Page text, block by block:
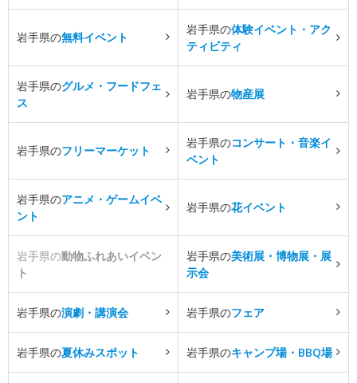
岩手県の無料イベント
岩手県の体験イベント・アク
ティビティ
岩手県のグルメ・フードフェ
ス
岩手県の物産展
岩手県のフリーマーケット
岩手県のコンサート・音楽イ
ベント
岩手県のアニメ・ゲームイベ
ント
岩手県の花イベント
岩手県の動物ふれあいイベン
ト
岩手県の美術展・博物展・展
示会
岩手県の演劇・講演会 岩手県のフェア
岩手県の夏休みスポット 岩手県のキャンプ場・BBQ場